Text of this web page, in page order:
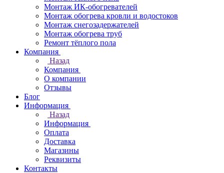
Монтаж ИК-обогревателей
Монтаж обогрева кровли и водостоков
Монтаж снегозадержателей
Монтаж обогрева труб
Ремонт тёплого пола
Компания
Назад
Компания
О компании
Отзывы
Блог
Информация
Назад
Информация
Оплата
Доставка
Магазины
Реквизиты
Контакты